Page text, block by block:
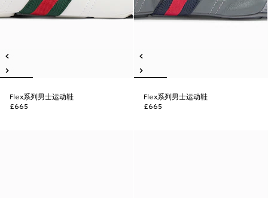
Flex系列男士运动鞋
£665
Flex系列男士运动鞋
£665